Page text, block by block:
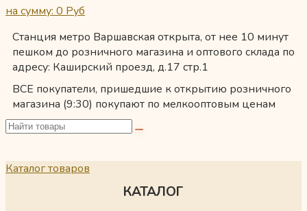
на сумму: 0 Руб
Станция метро Варшавская открыта, от нее 10 минут
пешком до розничного магазина и оптового склада по
адресу: Каширский проезд, д.17 стр.1
ВСЕ покупатели, пришедшие к открытию розничного
магазина (9:30) покупают по мелкооптовым ценам
Каталог товаров
КАТАЛОГ